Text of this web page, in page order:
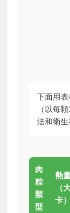
下面用
（以每
法和衛
肉
粽
類
型
熱
（
卡）